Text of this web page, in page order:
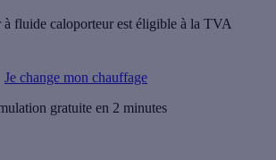
à fluide caloporteur est éligible à la TVA
Je change mon chauffage
gratuite en 2 minutes